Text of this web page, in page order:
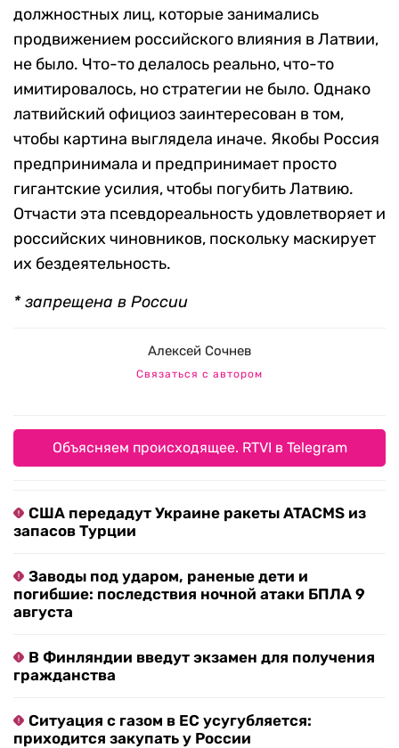
должностных лиц, которые занимались
продвижением российского влияния в Латвии,
не было. Что-то делалось реально, что-то
имитировалось, но стратегии не было. Однако
латвийский официоз заинтересован в том,
чтобы картина выглядела иначе. Якобы Россия
предпринимала и предпринимает просто
гигантские усилия, чтобы погубить Латвию.
Отчасти эта псевдореальность удовлетворяет и
российских чиновников, поскольку маскирует
их бездеятельность.
* запрещена в России
Алексей Сочнев
Связаться с автором
Объясняем происходящее. RTVI в Telegram
США передадут Украине ракеты ATACMS из
запасов Турции
Заводы под ударом, раненые дети и
погибшие: последствия ночной атаки БПЛА 9
августа
В Финляндии введут экзамен для получения
гражданства
Ситуация с газом в ЕС усугубляется:
приходится закупать у России